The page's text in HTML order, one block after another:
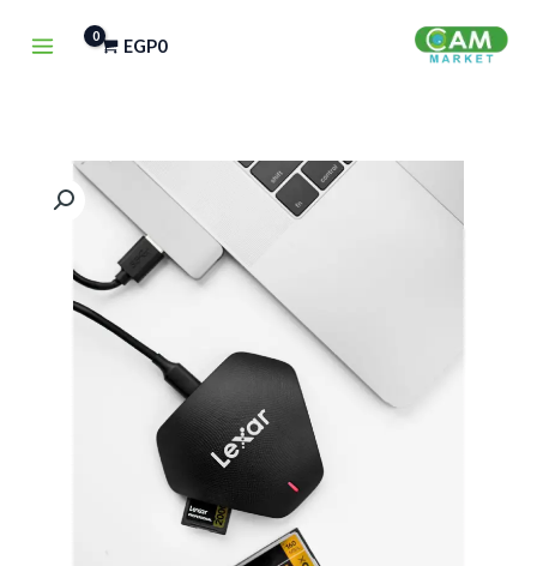
EGP0
READER